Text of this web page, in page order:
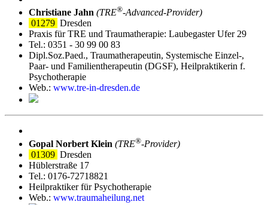
Christiane Jahn (TRE®‑Advanced-Provider)
01279 Dresden
Praxis für TRE und Traumatherapie: Laubegaster Ufer 29
Tel.: 0351 - 30 99 00 83
Dipl.Soz.Paed., Traumatherapeutin, Systemische Einzel-,
Paar- und Familientherapeutin (DGSF), Heilpraktikerin f.
Psychotherapie
Web.: www.tre-in-dresden.de
Gopal Norbert Klein (TRE®‑Provider)
01309 Dresden
Hüblerstraße 17
Tel.: 0176-72718821
Heilpraktiker für Psychotherapie
Web.: www.traumaheilung.net